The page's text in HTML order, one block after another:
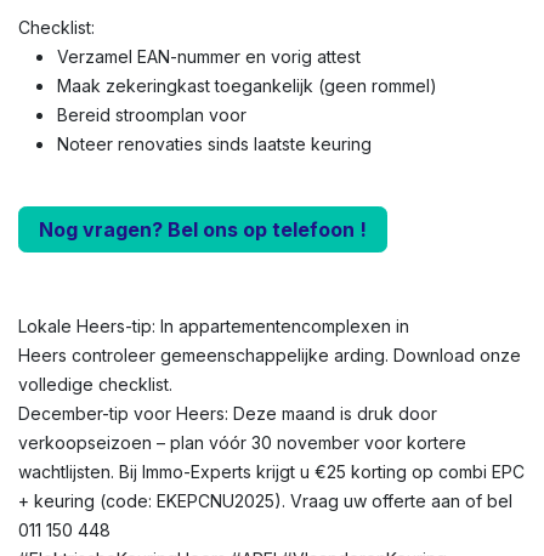
Checklist:
Verzamel EAN-nummer en vorig attest
Maak zekeringkast toegankelijk (geen rommel)
Bereid stroomplan voor
Noteer renovaties sinds laatste keuring
Nog vragen? Bel ons op telefoon !
Lokale Heers-tip: In appartementencomplexen in
Heers controleer gemeenschappelijke arding. Download onze
volledige checklist.
December-tip voor Heers: Deze maand is druk door
verkoopseizoen – plan vóór 30 november voor kortere
wachtlijsten. Bij Immo-Experts krijgt u €25 korting op combi EPC
+ keuring (code: EKEPCNU2025). Vraag uw offerte aan of bel
011 150 448